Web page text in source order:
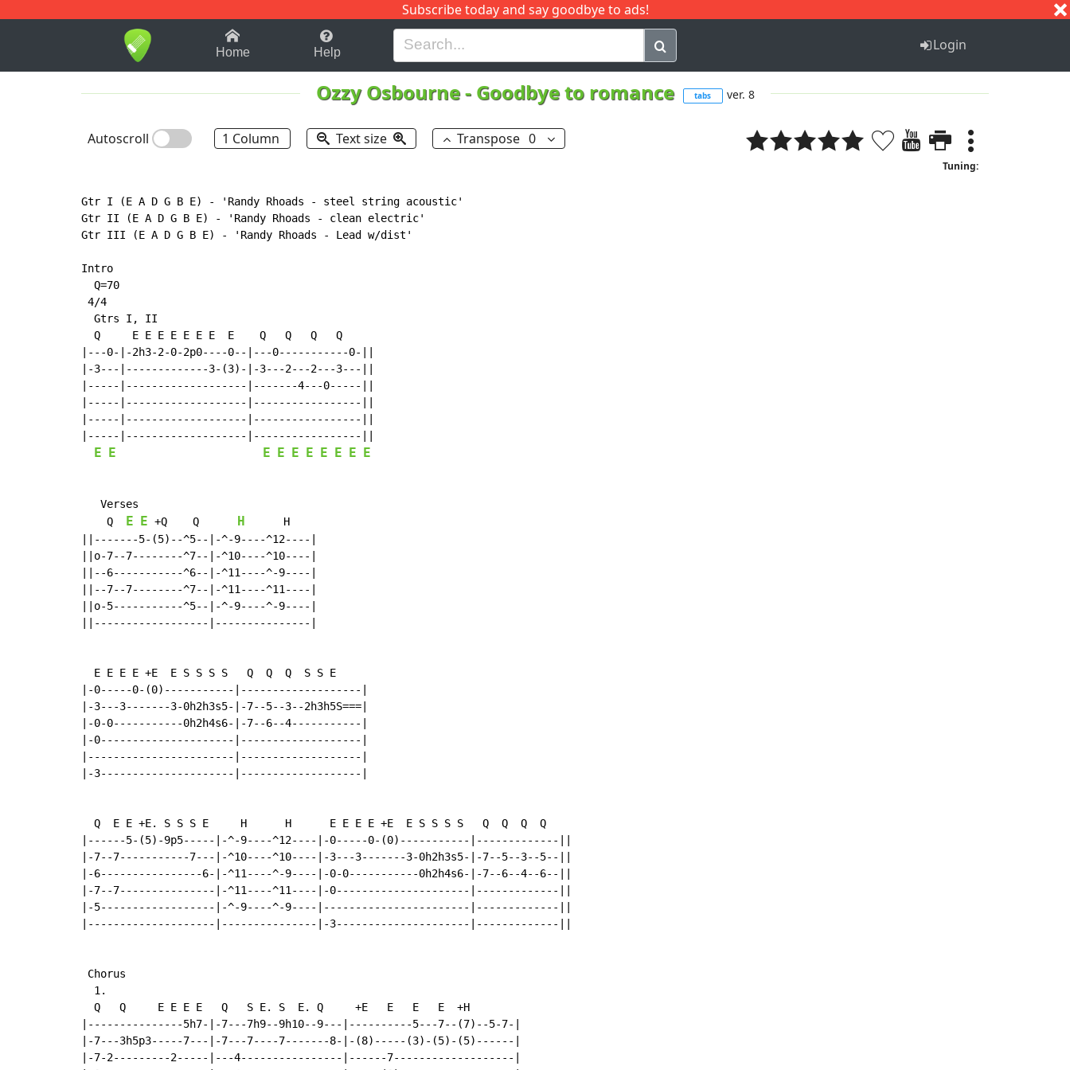
Subscribe today and say goodbye to ads!
1-9 B H I J Q
Home Help Login
Ozzy Osbourne- Goodbye to romance tabs ver. 8
Autoscroll 1 Column Text size Transpose 0
Tuning:
Gtr I (E A D G B E) - 'Randy Rhoads -
steel string acoustic'
Gtr II (E A D G B E)
- 'Randy Rhoads -
clean electric'
Gtr III (E A D G B E)
- 'Randy Rhoads - Lead w/dist'
Intro
  Q=70
4/4
  Gtrs I, II
  Q     E E E E E E E  E    Q   Q   Q   Q
|---0-|-2h3-2-0-2p0----0--|---0-----------0-||
|-3---|-------------3-(3)-|-3---2---2---3---||
|-----|-------------------|-------4---0-----||
|-----|-------------------|-----------------||
|-----|-------------------|-----------------||
|-----|-------------------|-----------------||
E E E E E E E E E E
   Verses
    Q
E E +Q    Q H
      H
||-------5-(5)--^5--|-^-9----^12----|
||o-7--7--------^7--|-^10----^10----|
||--6-----------^6--|-^11----^-9----|
||--7--7--------^7--|-^11----^11----|
||o-5-----------^5--|-^-9----^-9----|
||------------------|---------------|
  E E E E +E  E S S S S   Q  Q  Q  S S E
|-0-----0-(0)-----------|-------------------|
|-3---3-------3-0h2h3s5-|-7--5--3--2h3h5S===|
|-0-0-----------0h2h4s6-|-7--6--4-----------|
|-0---------------------|-------------------|
|-----------------------|-------------------|
|-3---------------------|-------------------|
  Q  E E +E. S S S E     H      H      E E E E +E  E S S S S   Q  Q  Q  Q
|------5-(5)-9p5-----|-^-9----^12----|-0-----0-(0)-----------|-------------||
|-7--7-----------7---|-^10----^10----|-3---3-------3-0h2h3s5-|-7--5--3--5--||
|-6----------------6-|-^11----^-9----|-0-0-----------0h2h4s6-|-7--6--4--6--||
|-7--7---------------|-^11----^11----|-0---------------------|-------------||
|-5------------------|-^-9----^-9----|-----------------------|-------------||
|--------------------|---------------|-3---------------------|-------------||
Chorus
  1.
  Q   Q     E E E E   Q   S E. S  E. Q     +E   E   E   E  +H
|---------------5h7-|-7---7h9--9h10--9---|----------5---7--(7)--5-7-|
|-7---3h5p3-----7---|-7---7----7-------8-|-(8)-----(3)-(5)-(5)------|
|-7-2---------2-----|---4----------------|------7-------------------|